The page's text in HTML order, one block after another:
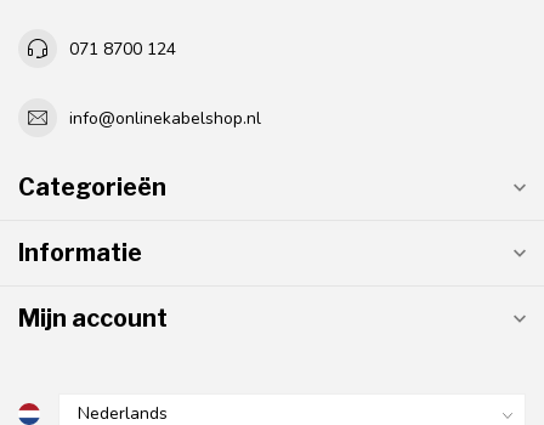
071 8700 124
info@onlinekabelshop.nl
Categorieën
Informatie
Mijn account